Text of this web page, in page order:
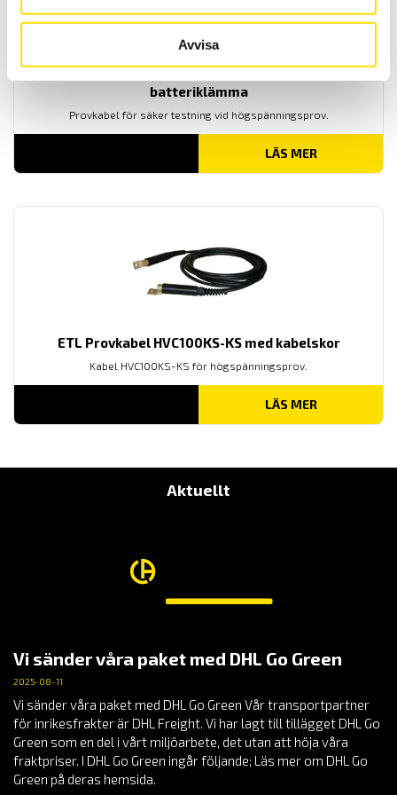
Avvisa
ETL Provkabel PE med 4-polig kontakt och
batteriklämma
Provkabel för säker testning vid högspänningsprov.
LÄS MER
ETL Provkabel HVC100KS-KS med kabelskor
Kabel HVC100KS-KS för högspänningsprov.
LÄS MER
Aktuellt
Vi sänder våra paket med DHL Go Green
2025-08-11
Vi sänder våra paket med DHL Go Green Vår transportpartner
för inrikesfrakter är DHL Freight. Vi har lagt till tillägget DHL Go
Green som en del i vårt miljöarbete, det utan att höja våra
fraktpriser. I DHL Go Green ingår följande; Läs mer om DHL Go
Green på deras hemsida.